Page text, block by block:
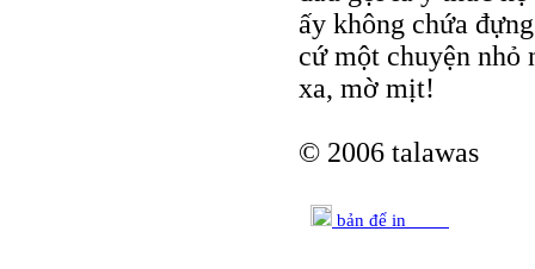
ấy không chứa
cứ một chuyện nhỏ
xa, mờ mịt!
© 2006 talawas
bản để in